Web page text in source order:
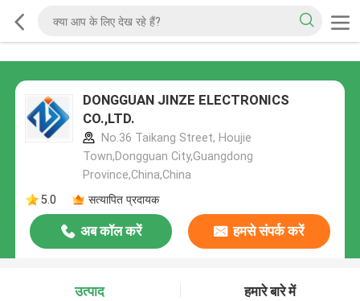
DONGGUAN JINZE ELECTRONICS
CO.,LTD.
No.36 Taikang Street, Houjie
Town,Dongguan City,Guangdong
Province,China,China
5.0
सत्यापित प्रदायक
अब कॉल करें हमसे संपर्क करें
उत्पाद हमारे बारे में